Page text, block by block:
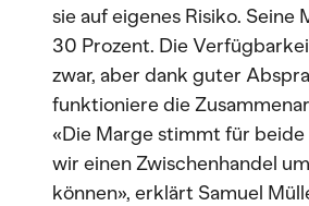
sie auf eigenes Risiko. Seine
30 Prozent. Die
zwar, aber dank guter
funktioniere die
«Die Marge stimmt für beide
wir einen Zwischenhandel
können», erklärt Samuel